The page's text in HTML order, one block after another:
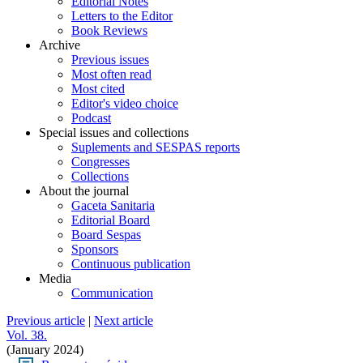
Letters to the Editor
Book Reviews
Archive
Previous issues
Most often read
Most cited
Editor's video choice
Podcast
Special issues and collections
Suplements and SESPAS reports
Congresses
Collections
About the journal
Gaceta Sanitaria
Editorial Board
Board Sespas
Sponsors
Continuous publication
Media
Communication
Previous article | Next article
Vol. 38.
(January 2024)